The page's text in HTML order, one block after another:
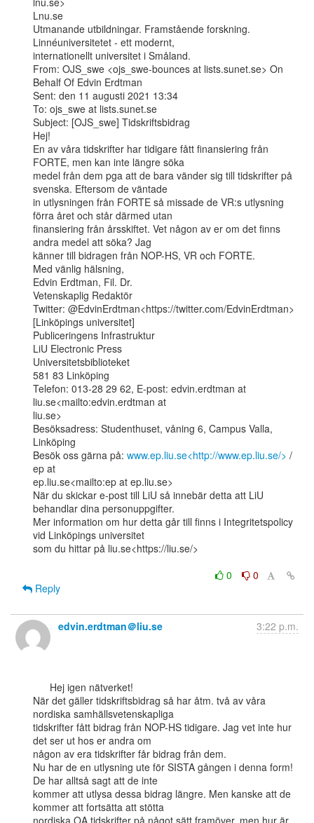
Lnu.se
Utmanande utbildningar. Framstående forskning.
Linnéuniversitetet - ett modernt,
internationellt universitet i Småland.
From: OJS_swe <ojs_swe-bounces at lists.sunet.se> On
Behalf Of Edvin Erdtman
Sent: den 11 augusti 2021 13:34
To: ojs_swe at lists.sunet.se
Subject: [OJS_swe] Tidskriftsbidrag
Hej!
En av våra tidskrifter har tidigare fått finansiering från
FORTE, men kan inte längre söka
medel från dem pga att de bara vänder sig till tidskrifter på
svenska. Eftersom de väntade
in utlysningen från FORTE så missade de VR:s utlysning
förra året och står därmed utan
finansiering från årsskiftet. Vet någon av er om det finns
andra medel att söka? Jag
känner till bidragen från NOP-HS, VR och FORTE.
Med vänlig hälsning,
Edvin Erdtman, Fil. Dr.
Vetenskaplig Redaktör
Twitter: @EdvinErdtman<https://twitter.com/EdvinErdtman>
[Linköpings universitet]
Publiceringens Infrastruktur
LiU Electronic Press
Universitetsbiblioteket
581 83 Linköping
Telefon: 013-28 29 62, E-post: edvin.erdtman at
liu.se<mailto:edvin.erdtman at
liu.se>
Besöksadress: Studenthuset, våning 6, Campus Valla,
Linköping
Besök oss gärna på: www.ep.liu.se<http://www.ep.liu.se/> /
ep at
ep.liu.se<mailto:ep at ep.liu.se>
När du skickar e-post till LiU så innebär detta att LiU
behandlar dina personuppgifter.
Mer information om hur detta går till finns i Integritetspolicy
vid Linköpings universitet
som du hittar på liu.se<https://liu.se/>
0
0
Reply
edvin.erdtman＠liu.se 3:22 p.m.
När det gäller tidskriftsbidrag så har åtm. två av våra
nordiska samhällsvetenskapliga
tidskrifter fått bidrag från NOP-HS tidigare. Jag vet inte hur
det ser ut hos er andra om
någon av era tidskrifter får bidrag från dem.
Nu har de en utlysning ute för SISTA gången i denna form!
De har alltså sagt att de inte
kommer att utlysa dessa bidrag längre. Men kanske att de
kommer att fortsätta att stötta
nordiska OA tidskrifter på något sätt framöver, men hur är